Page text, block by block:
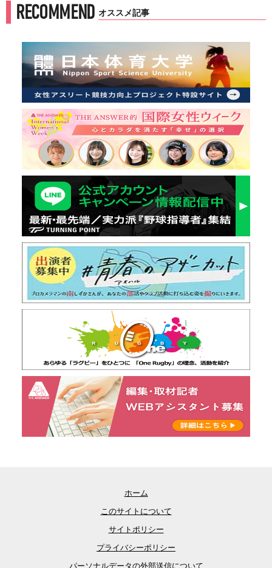
RECOMMEND オススメ記事
ホーム
このサイトについて
サイトポリシー
プライバシーポリシー
パーソナルデータの外部送信について